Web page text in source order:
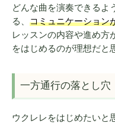
どんな曲を演奏できるよ
る、 コミュニケーション
レッスンの内容や進め方
をはじめるのが理想だと
一方通行の落とし穴
ウクレレをはじめたいと